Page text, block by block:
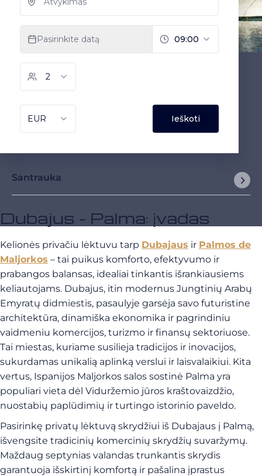
Santrauka
Dubajus - Palma: įvadas
Kelionės privačiu lėktuvu tarp Dubajaus ir Palmos de
Maljorkos – tai puikus komforto, efektyvumo ir
prabangos balansas, idealiai tinkantis išrankiausiems
keliautojams. Dubajus, itin modernus Jungtinių Arabų
Emyratų didmiestis, pasaulyje garsėja savo futuristine
architektūra, dinamiška ekonomika ir pagrindiniu
vaidmeniu komercijos, turizmo ir finansų sektoriuose.
Tai miestas, kuriame susilieja tradicijos ir inovacijos,
sukurdamas unikalią aplinką verslui ir laisvalaikiui. Kita
vertus, Ispanijos Maljorkos salos sostinė Palma yra
populiari vieta dėl Viduržemio jūros kraštovaizdžio,
nuostabių paplūdimių ir turtingo istorinio paveldo.
Pasirinkę privatų lėktuvą skrydžiui iš Dubajaus į Palmą,
išvengsite tradicinių komercinių skrydžių suvaržymų.
Maždaug septynias valandas trunkantis skrydis
garantuoja išskirtinį komfortą ir pašalina įprastus